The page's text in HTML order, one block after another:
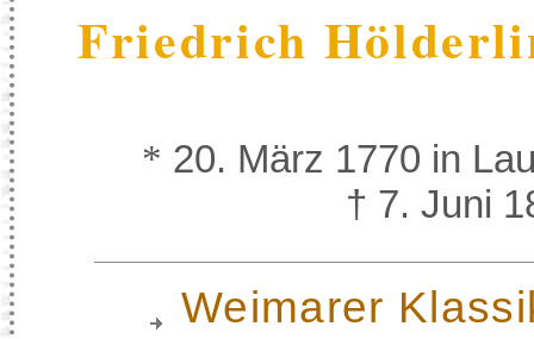
Friedrich
* 20. März 1770 in
† 7. Juni
Weimarer